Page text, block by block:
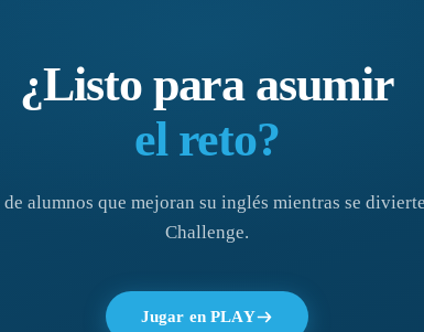
¿Listo para asumir
el reto?
alumnos que mejoran su inglés mientras se
Challenge.
Jugar en PLAY